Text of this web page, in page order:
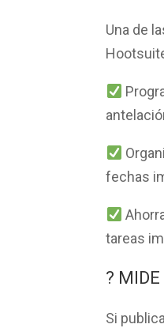
Una de
fechas
tareas
? MIDE
Si